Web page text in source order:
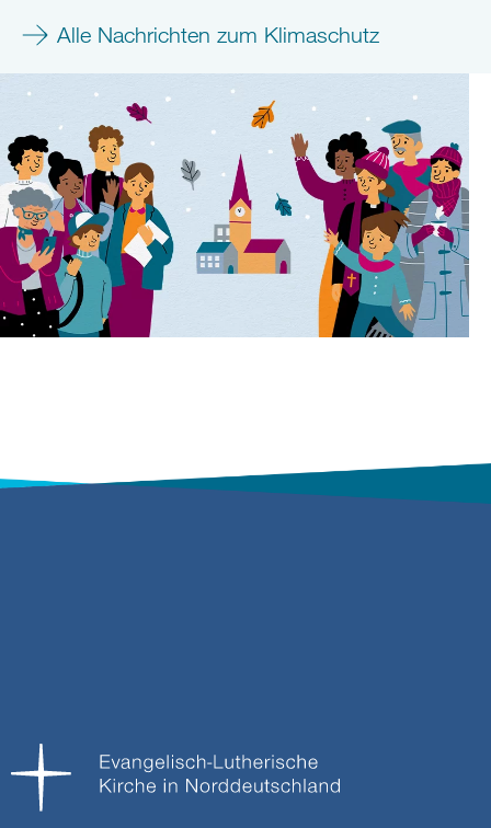
Alle Nachrichten zum Klimaschutz